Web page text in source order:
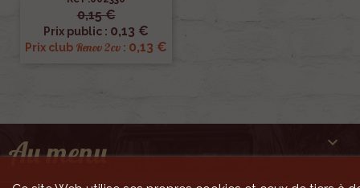
0,15 €
Prix public : 0,13 €
Prix club Renov 2cv : 0,13 €
Au menu 